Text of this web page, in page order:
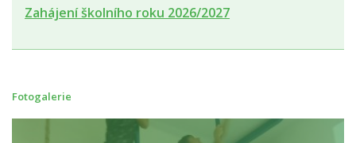
Zahájení školního roku 2026/2027
Fotogalerie